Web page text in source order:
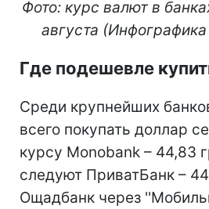
Фото: курс валют в
августа
Где подешевле
Среди крупнейших
всего покупать доллар
курсу Monobank – 44,83
следуют ПриватБанк –
Ощадбанк через